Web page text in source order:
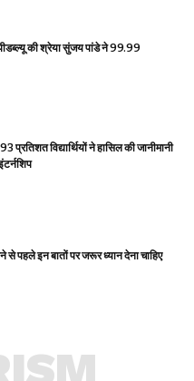
की श्रेया सुंजय पांडे ने 99.99
प्रतिशत विद्यार्थियों ने हासिल की जानीमानी
से पहले इन बातों पर जरूर ध्यान देना चाहिए